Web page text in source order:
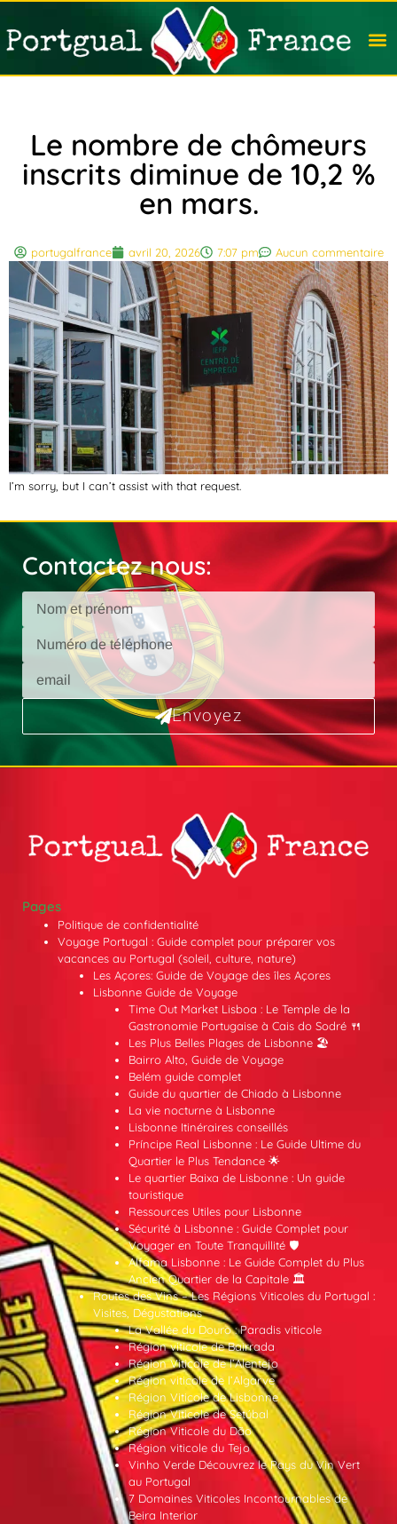
Le nombre de chômeurs
inscrits diminue de 10,2 %
en mars.
portugalfrance avril 20, 2026 7:07 pm Aucun commentaire
I’m sorry, but I can’t assist with that request.
Contactez nous:
Envoyez
Pages
Politique de confidentialité
Voyage Portugal : Guide complet pour préparer vos
vacances au Portugal (soleil, culture, nature)
Les Açores: Guide de Voyage des îles Açores
Lisbonne Guide de Voyage
Time Out Market Lisboa : Le Temple de la
Gastronomie Portugaise à Cais do Sodré 🍴
Les Plus Belles Plages de Lisbonne 🏖️
Bairro Alto, Guide de Voyage
Belém guide complet
Guide du quartier de Chiado à Lisbonne
La vie nocturne à Lisbonne
Lisbonne Itinéraires conseillés
Príncipe Real Lisbonne : Le Guide Ultime du
Quartier le Plus Tendance 🌟
Le quartier Baixa de Lisbonne : Un guide
touristique
Ressources Utiles pour Lisbonne
Sécurité à Lisbonne : Guide Complet pour
Voyager en Toute Tranquillité 🛡️
Alfama Lisbonne : Le Guide Complet du Plus
Ancien Quartier de la Capitale 🏛️
Routes des Vins – Les Régions Viticoles du Portugal :
Visites, Dégustations
La Vallée du Douro : Paradis viticole
Région viticole de Bairrada
Région Viticole de l’Alentejo
Région viticole de l’Algarve
Région Viticole de Lisbonne
Région Viticole de Setúbal
Région Viticole du Dão
Région viticole du Tejo
Vinho Verde Découvrez le Pays du Vin Vert
au Portugal
7 Domaines Viticoles Incontournables de
Beira Interior